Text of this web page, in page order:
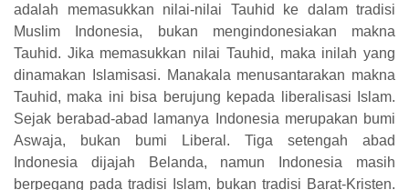
adalah memasukkan nilai-nilai Tauhid ke dalam tradisi
Muslim Indonesia, bukan mengindonesiakan makna
Tauhid. Jika memasukkan nilai Tauhid, maka inilah yang
dinamakan Islamisasi. Manakala menusantarakan makna
Tauhid, maka ini bisa berujung kepada liberalisasi Islam.
Sejak berabad-abad lamanya Indonesia merupakan bumi
Aswaja, bukan bumi Liberal. Tiga setengah abad
Indonesia dijajah Belanda, namun Indonesia masih
berpegang pada tradisi Islam, bukan tradisi Barat-Kristen.